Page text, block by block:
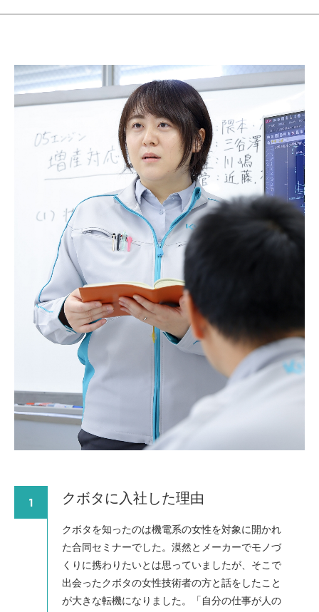
1 クボタに入社した理由
クボタを知ったのは機電系の女性を対象に開かれ
た合同セミナーでした。漠然とメーカーでモノづ
くりに携わりたいとは思っていましたが、そこで
出会ったクボタの女性技術者の方と話をしたこと
が大きな転機になりました。「自分の仕事が人の